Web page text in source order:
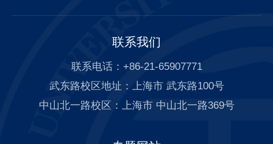
联系我们
联系电话：+86-21-65907771
武东路校区地址：上海市 武东路100号
中山北一路校区：上海市 中山北一路369号